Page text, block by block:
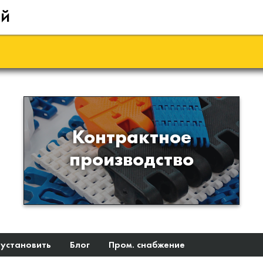
Контрактное
производство
Производство изделий из
пластиков и полимеров по
образцам либо чертежам
заказчика
Блог Пром. снабжение